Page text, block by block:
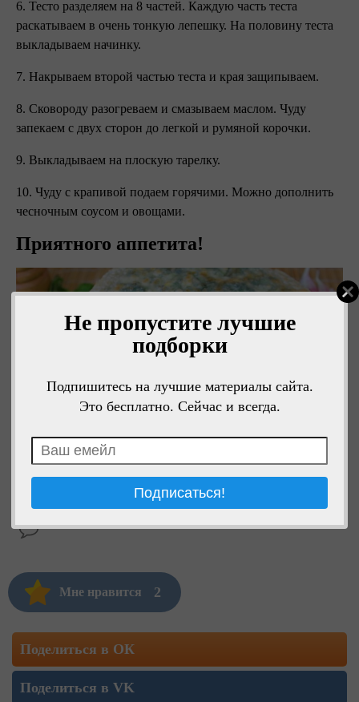
Не пропустите лучшие
подборки
Подпишитесь на лучшие материалы сайта.
Это бесплатно. Сейчас и всегда.
6. Тесто разделяем на 8 частей. Каждую часть теста
раскатываем в очень тонкую лепешку. На половину теста
выкладываем начинку.
7. Накрываем второй частью теста и края защипываем.
8. Сковороду разогреваем и смазываем маслом. Чуду
запекаем с двух сторон до легкой и румяной корочки.
9. Выкладываем на плоскую тарелку.
10. Чуду с крапивой подаем горячими. Можно дополнить
чесночным соусом и овощами.
Приятного аппетита!
Мне нравится 2
Поделиться в ОК
Поделиться в VK